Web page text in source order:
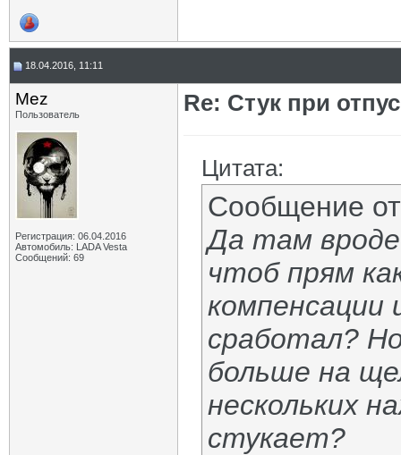
18.04.2016, 11:11
Mez
Пользователь
Регистрация: 06.04.2016
Автомобиль: LADA Vesta
Сообщений: 69
Re: Стук при
Цитата:
Сообщение
Да там
чтоб прям
компенсации
сработал?
больше на
нескольких
стукает?